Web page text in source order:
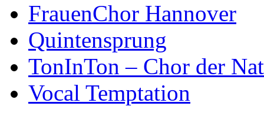
FrauenChor Hannover
Quintensprung
TonInTon – Chor der
Vocal Temptation